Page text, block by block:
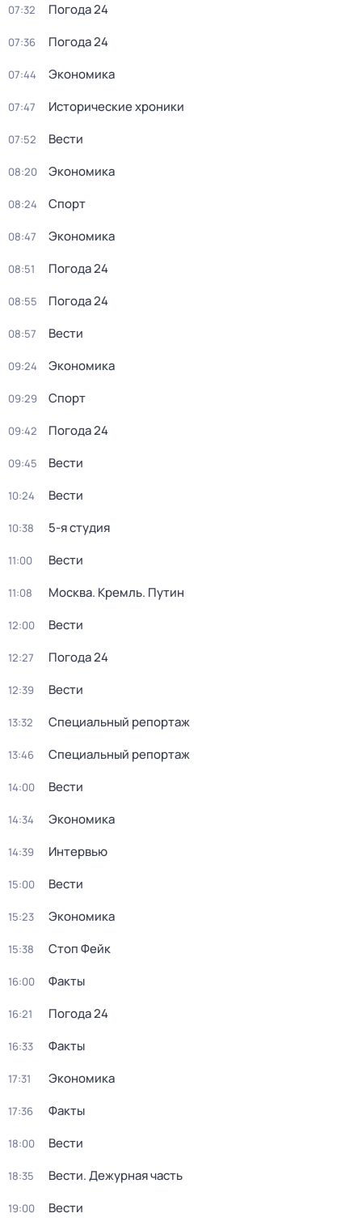
07:32 Погода 24
07:36 Погода 24
07:44 Экономика
07:47 Исторические хроники
07:52 Вести
08:20 Экономика
08:24 Спорт
08:47 Экономика
08:51 Погода 24
08:55 Погода 24
08:57 Вести
09:24 Экономика
09:29 Спорт
09:42 Погода 24
09:45 Вести
10:24 Вести
10:38 5-я студия
11:00 Вести
11:08 Москва. Кремль. Путин
12:00 Вести
12:27 Погода 24
12:39 Вести
13:32 Специальный репортаж
13:46 Специальный репортаж
14:00 Вести
14:34 Экономика
14:39 Интервью
15:00 Вести
15:23 Экономика
15:38 Стоп Фейк
16:00 Факты
16:21 Погода 24
16:33 Факты
17:31 Экономика
17:36 Факты
18:00 Вести
18:35 Вести. Дежурная часть
19:00 Вести